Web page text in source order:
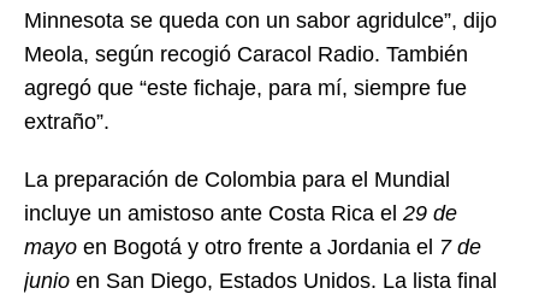
Minnesota se queda con un sabor agridulce”, dijo
Meola, según recogió Caracol Radio. También
agregó que “este fichaje, para mí, siempre fue
extraño”.
La preparación de Colombia para el Mundial
incluye un amistoso ante Costa Rica el 29 de
mayo en Bogotá y otro frente a Jordania el 7 de
junio en San Diego, Estados Unidos. La lista final